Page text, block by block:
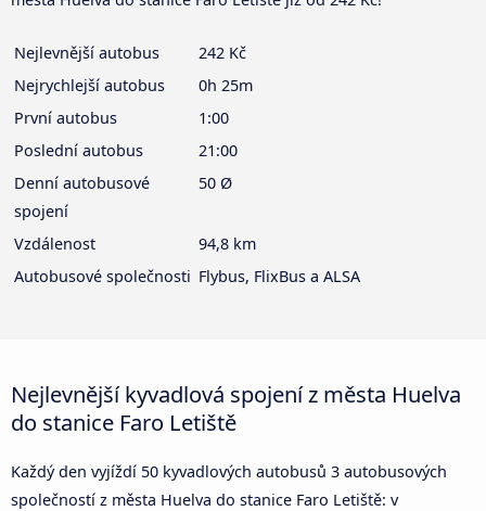
Nejlevnější autobus
242 Kč
Nejrychlejší autobus
0h 25m
První autobus
1:00
Poslední autobus
21:00
Denní autobusové
spojení
50 Ø
Vzdálenost
94,8 km
Autobusové společnosti Flybus, FlixBus a ALSA
Nejlevnější kyvadlová spojení z města Huelva
do stanice Faro Letiště
Každý den vyjíždí 50 kyvadlových autobusů 3 autobusových
společností z města Huelva do stanice Faro Letiště: v